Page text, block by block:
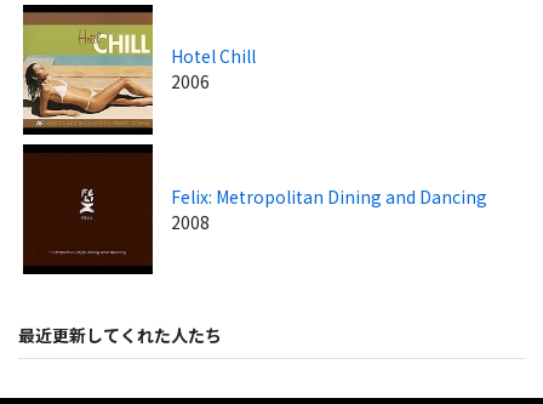
Hotel Chill
2006
Felix: Metropolitan Dining and Dancing
2008
最近更新してくれた人たち